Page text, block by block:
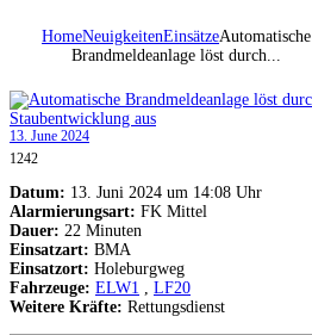
HomeNeuigkeitenEinsätzeAutomatische
Brandmeldeanlage löst durch...
13. June 2024
1242
Datum: 13. Juni 2024 um 14:08 Uhr
Alarmierungsart: FK Mittel
Dauer: 22 Minuten
Einsatzart: BMA
Einsatzort: Holeburgweg
Fahrzeuge: ELW1
LF20
Weitere Kräfte: Rettungsdienst